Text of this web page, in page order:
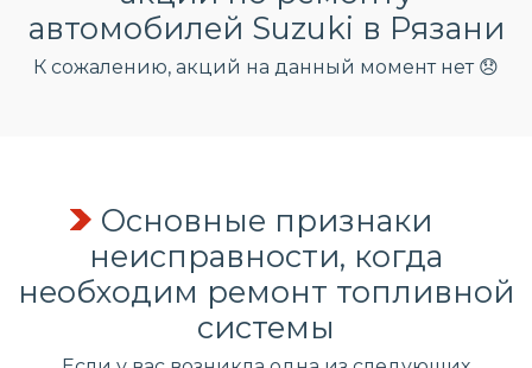
автомобилей Suzuki в Рязани
К сожалению, акций на данный момент нет 😞
Основные признаки
неисправности, когда
необходим ремонт топливной
системы